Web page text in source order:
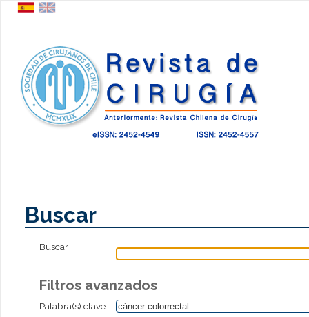
Buscar
Buscar
Filtros avanzados
Palabra(s) clave